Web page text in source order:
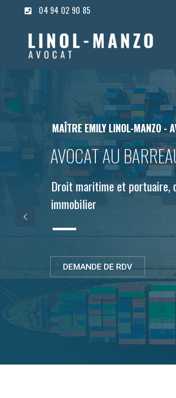
04 94 02 90 85
AVOCAT AU
Droit maritime et
immobilier
DEMANDE DE RDV
MAÎTRE EMILY LINOL-MANZO -